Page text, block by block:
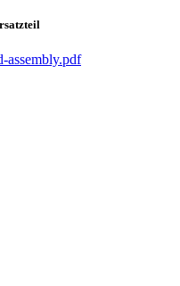
assembly.pdf